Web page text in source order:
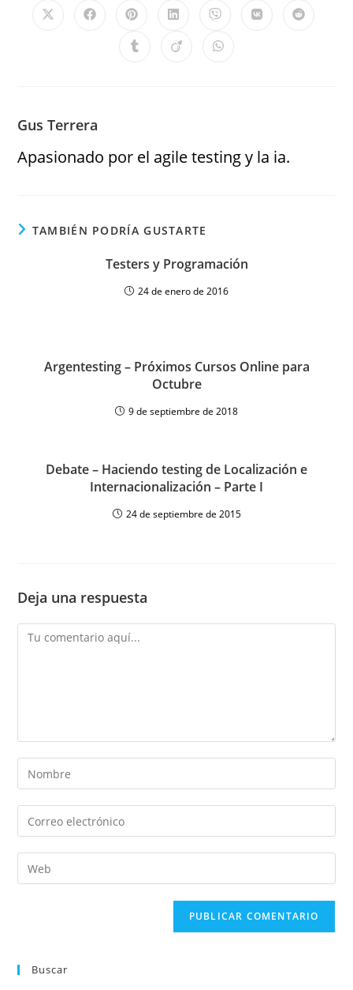
Gus Terrera
Apasionado por el agile testing y la ia.
TAMBIÉN PODRÍA GUSTARTE
Testers y Programación
24 de enero de 2016
Argentesting – Próximos Cursos Online para
Octubre
9 de septiembre de 2018
Debate – Haciendo testing de Localización e
Internacionalización – Parte I
24 de septiembre de 2015
Deja una respuesta
Buscar